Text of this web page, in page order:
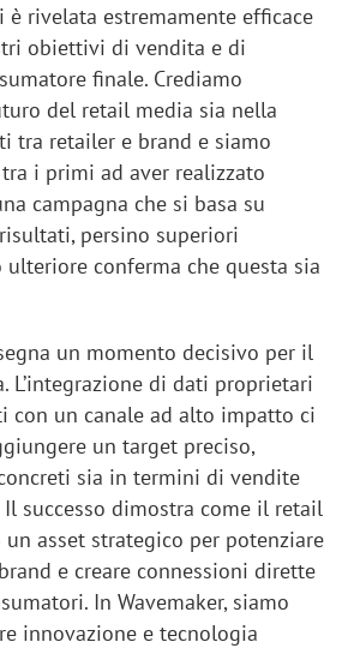
è rivelata estremamente efficace
obiettivi di vendita e di
finale. Crediamo
del retail media sia nella
tra retailer e brand e siamo
i primi ad aver realizzato
campagna che si basa su
persino superiori
conferma che questa sia
un momento decisivo per il
L’integrazione di dati proprietari
con un canale ad alto impatto ci
un target preciso,
sia in termini di vendite
successo dimostra come il retail
asset strategico per potenziare
e creare connessioni dirette
In Wavemaker, siamo
innovazione e tecnologia